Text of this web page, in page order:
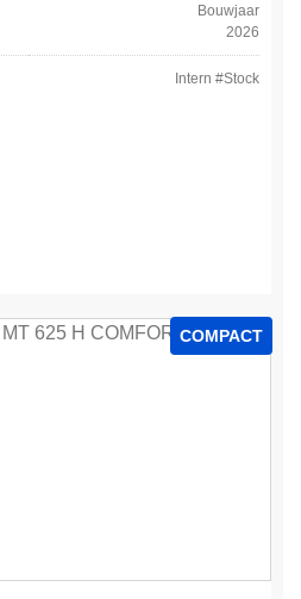
Bouwjaar
2026
Intern #Stock
COMPACT